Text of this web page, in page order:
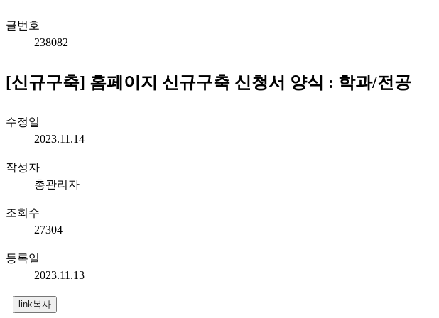
글번호
238082
[신규구축] 홈페이지 신규구축 신청서 양식 : 학과/전공
수정일
2023.11.14
작성자
총관리자
조회수
27304
등록일
2023.11.13